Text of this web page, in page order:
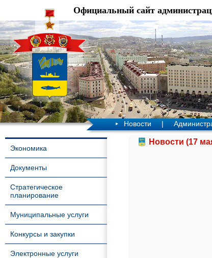
Официальный сайт
Новости |
Экономика
Документы
Стратегическое
планирование
Муниципальные услуги
Конкурсы и закупки
Электронные услуги
Новости (17